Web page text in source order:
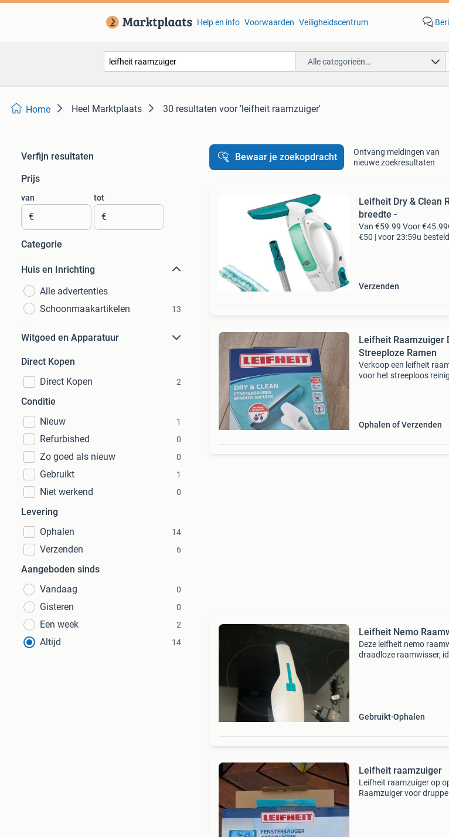
Help en info Voorwaarden Veiligheidscentrum
Alle categorieën…
Home Heel Marktplaats 30 resultaten voor 'leifheit raamzuiger'
Verfijn resultaten
Prijs
van
€
tot
€
Categorie
Huis en Inrichting
Alle advertenties
Schoonmaakartikelen
13
Witgoed en Apparatuur
Direct Kopen
Direct Kopen
2
Conditie
Nieuw
1
Refurbished 0
Zo goed als nieuw 0
Gebruikt 1
Niet werkend 0
Levering
Ophalen
14
Verzenden 6
Aangeboden sinds
Vandaag
0
Gisteren 0
Een week 2
Altijd 14
Bewaar je zoekopdracht
Ontvang meldingen van
nieuwe zoekresultaten
Leifheit Dry & Clean
breedte -
Van €59.99 Voor
€50 | voor 23:59u
Verzenden
Leifheit Raamzuiger
Streeploze Ramen
Verkoop een leifheit
voor het streeploos
Ophalen of Verzenden
Leifheit Nemo
Deze leifheit nemo
draadloze raamwisser,
Gebruikt Ophalen
Leifheit raamzuiger
Leifheit raamzuiger op
Raamzuiger voor